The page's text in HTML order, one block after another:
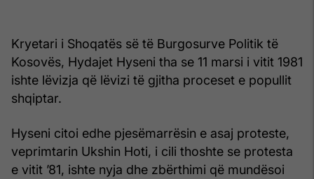
Kryetari i Shoqatës së të Burgosurve Politik të
Kosovës, Hydajet Hyseni tha se 11 marsi i vitit 1981
ishte lëvizja që lëvizi të gjitha proceset e popullit
shqiptar.
Hyseni citoi edhe pjesëmarrësin e asaj proteste,
veprimtarin Ukshin Hoti, i cili thoshte se protesta
e vitit ’81, ishte nyja dhe zbërthimi që mundësoi